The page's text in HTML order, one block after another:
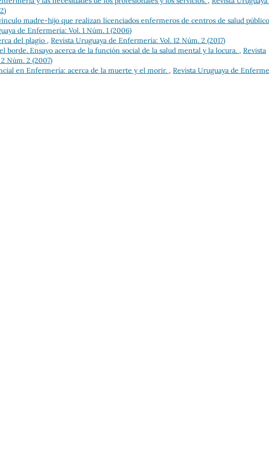
madre-hijo que realizan licenciados enfermeros de centros de salud
de Enfermería: Vol. 1 Núm. 1 (2006)
del plagio , Revista Uruguaya de Enfermería: Vol. 12 Núm. 2 (2017)
borde. Ensayo acerca de la función social de la salud mental y la locura. , Revista
Núm. 2 (2007)
en Enfermería: acerca de la muerte y el morir. , Revista Uruguaya de